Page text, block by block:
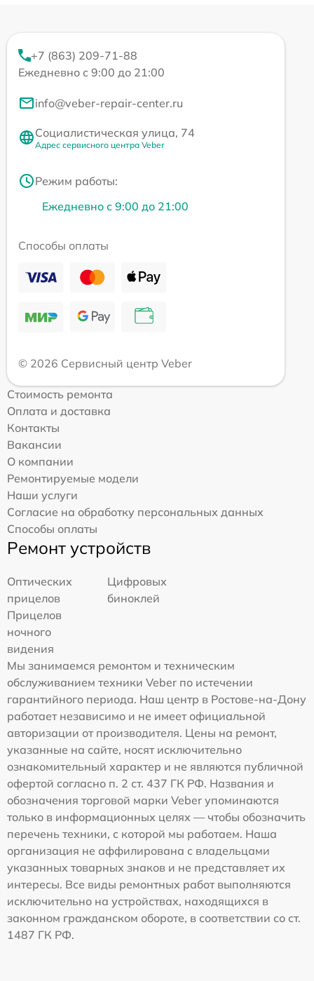
+7 (863) 209-71-88
Ежедневно с 9:00 до 21:00
info@veber-repair-center.ru
Социалистическая улица, 74
Адрес сервисного центра Veber
Режим работы:
Ежедневно с 9:00 до 21:00
Способы оплаты
© 2026 Сервисный центр Veber
Стоимость ремонта
Оплата и доставка
Контакты
Вакансии
О компании
Ремонтируемые модели
Наши услуги
Согласие на обработку персональных данных
Способы оплаты
Ремонт устройств
Оптических
прицелов
Цифровых
биноклей
Прицелов
ночного
видения
Мы занимаемся ремонтом и техническим
обслуживанием техники Veber по истечении
гарантийного периода. Наш центр в Ростове-на-Дону
работает независимо и не имеет официальной
авторизации от производителя. Цены на ремонт,
указанные на сайте, носят исключительно
ознакомительный характер и не являются публичной
офертой согласно п. 2 ст. 437 ГК РФ. Названия и
обозначения торговой марки Veber упоминаются
только в информационных целях — чтобы обозначить
перечень техники, с которой мы работаем. Наша
организация не аффилирована с владельцами
указанных товарных знаков и не представляет их
интересы. Все виды ремонтных работ выполняются
исключительно на устройствах, находящихся в
законном гражданском обороте, в соответствии со ст.
1487 ГК РФ.